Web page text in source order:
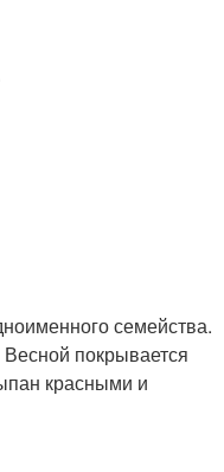
семейства.
покрывается
красными и